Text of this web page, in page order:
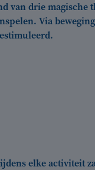
van drie
Via
elke activiteit